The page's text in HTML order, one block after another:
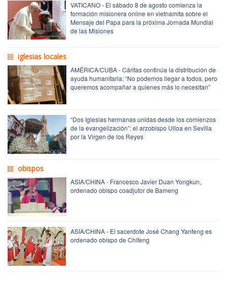
VATICANO - El sábado 8 de agosto comienza la
formación misionera online en vietnamita sobre el
Mensaje del Papa para la próxima Jornada Mundial
de las Misiones
iglesias locales
AMÉRICA/CUBA - Cáritas continúa la distribución de
ayuda humanitaria: “No podemos llegar a todos, pero
queremos acompañar a quienes más lo necesitan”
“Dos Iglesias hermanas unidas desde los comienzos
de la evangelización”: el arzobispo Ulloa en Sevilla
por la Virgen de los Reyes
obispos
ASIA/CHINA - Francesco Javier Duan Yongkun,
ordenado obispo coadjutor de Bameng
ASIA/CHINA - El sacerdote José Chang Yanfeng es
ordenado obispo de Chifeng